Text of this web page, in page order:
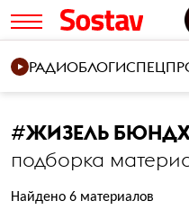
РАДИОБЛОГИ
#ЖИЗЕЛЬ
подборка
Найдено 6 материалов